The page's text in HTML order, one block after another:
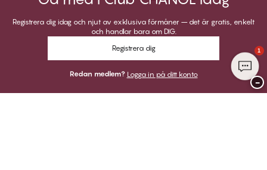
Registrera dig idag och njut av exklusiva förmåner – det är gratis, enkelt
och handlar bara om DIG.
Registrera dig
Redan medlem? Logga in på ditt konto
1
−